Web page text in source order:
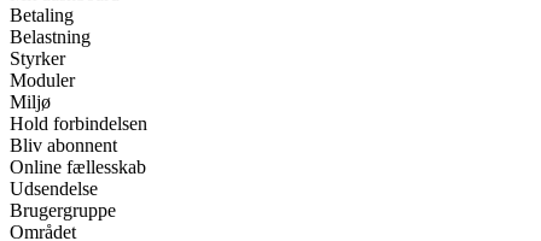
Betaling
Belastning
Styrker
Moduler
Miljø
Hold forbindelsen
Bliv abonnent
Online fællesskab
Udsendelse
Brugergruppe
Området